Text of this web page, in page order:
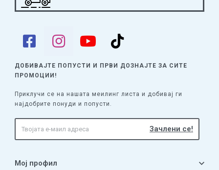
ДОБИВАЈТЕ ПОПУСТИ И ПРВИ ДОЗНАЈТЕ ЗА СИТЕ
ПРОМОЦИИ!
Приклучи се на нашата меилинг листа и добивај ги
најдобрите понуди и попусти.
Мој профил